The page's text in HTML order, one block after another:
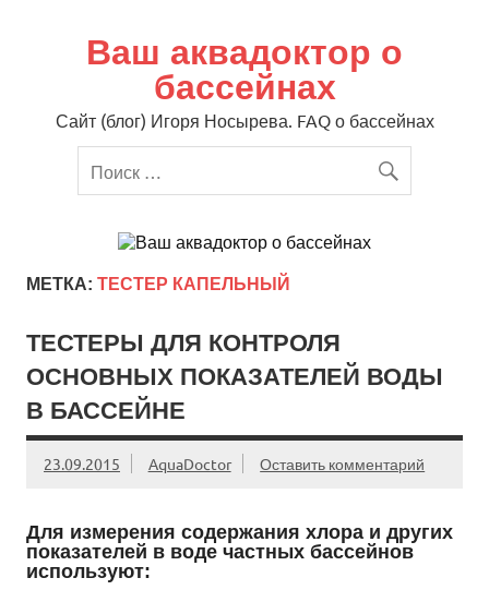
содержимомуВаш аквадоктор о
бассейнах
Сайт (блог) Игоря Носырева. FAQ о бассейнах
МЕТКА: ТЕСТЕР КАПЕЛЬНЫЙ
ТЕСТЕРЫ ДЛЯ КОНТРОЛЯ
ОСНОВНЫХ ПОКАЗАТЕЛЕЙ ВОДЫ
В БАССЕЙНЕ
23.09.2015 AquaDoctor Оставить комментарий
Для измерения содержания хлора и других
показателей в воде частных бассейнов
используют: